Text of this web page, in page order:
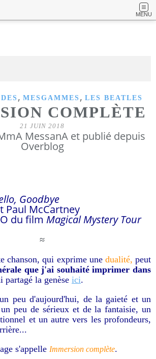
MENU
, MESGAMMES , LES BEATLES
COMPLÈTE
21 JUIN 2018
MessanA et publié depuis
Overblog
Goodbye
Paul McCartney
du film Magical Mystery Tour
≈
qui exprime une dualité, peut
que j'ai souhaité imprimer dans
partagé la genèse ici.
peu d'aujourd'hui, de la gaieté et un
peu de sérieux et de la fantaisie, un
et un autre vers les profondeurs,
s'appelle Immersion complète.